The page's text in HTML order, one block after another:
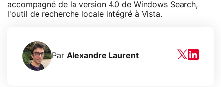
accompagné de la version 4.0 de Windows Search,
l'outil de recherche locale intégré à Vista.
Par Alexandre Laurent